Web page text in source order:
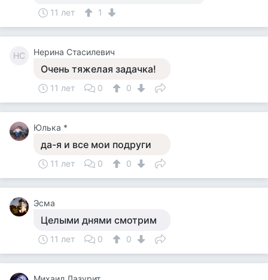
11 лет 1
НС Нерина Стасилевич
Очень тяжелая задачка!
11 лет 0 0
Юлька *
да-я и все мои подруги
11 лет 0 0
Эсма
Целыми днями смотрим
11 лет 0 0